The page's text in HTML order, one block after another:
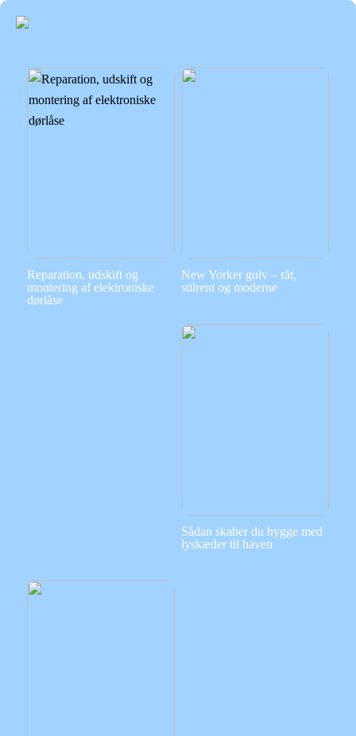
Reparation, udskift og
montering af elektroniske
dørlåse
New Yorker gulv – råt,
stilrent og moderne
Sådan skaber du hygge med
lyskæder til haven